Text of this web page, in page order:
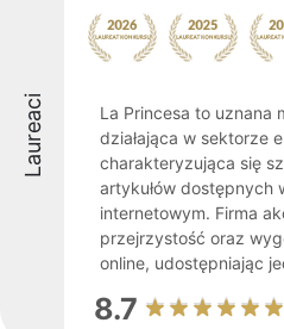
Laureaci
La Princesa to uznana
działająca w sektorze
charakteryzująca się
artykułów dostępnych
internetowym. Firma
przejrzystość oraz
online, udostępniając
8.7